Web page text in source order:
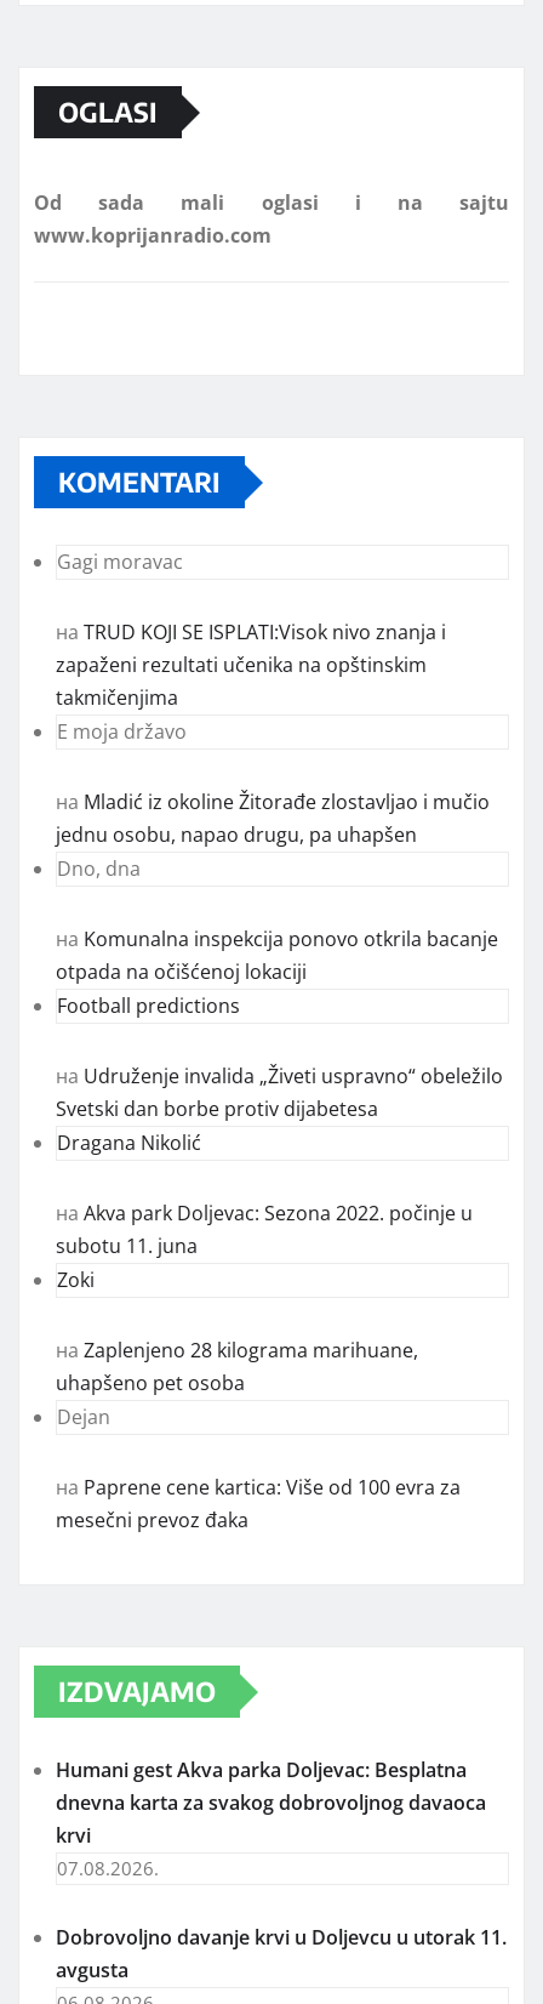
OGLASI
Od sada mali oglasi i na sajtu
KOMENTARI
Gagi moravac
на TRUD KOJI SE ISPLATI:Visok nivo znanja i
zapaženi rezultati učenika na opštinskim
takmičenjima
E moja državo
на Mladić iz okoline Žitorađe zlostavljao i mučio
jednu osobu, napao drugu, pa uhapšen
Dno, dna
на Komunalna inspekcija ponovo otkrila bacanje
otpada na očišćenoj lokaciji
Football predictions
на Udruženje invalida „Živeti uspravno“ obeležilo
Svetski dan borbe protiv dijabetesa
Dragana Nikolić
на Akva park Doljevac: Sezona 2022. počinje u
subotu 11. juna
Zoki
на Zaplenjeno 28 kilograma marihuane,
uhapšeno pet osoba
Dejan
на Paprene cene kartica: Više od 100 evra za
mesečni prevoz đaka
IZDVAJAMO
Humani gest Akva parka Doljevac: Besplatna
dnevna karta za svakog dobrovoljnog davaoca
krvi
07.08.2026.
Dobrovoljno davanje krvi u Doljevcu u utorak 11.
avgusta